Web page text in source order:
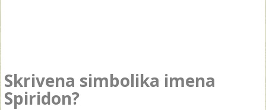
Skrivena simbolika imena
Spiridon?